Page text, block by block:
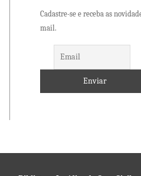
Cadastre-se e receba as
mail.